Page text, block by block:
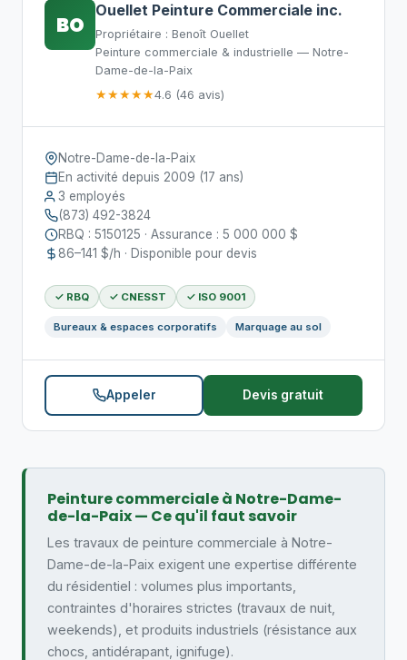
BO
Ouellet Peinture Commerciale inc.
Propriétaire : Benoît Ouellet
Peinture commerciale & industrielle — Notre-
Dame-de-la-Paix
★★★★★4.6 (46 avis)
Notre-Dame-de-la-Paix
En activité depuis 2009 (17 ans)
3 employés
(873) 492-3824
RBQ : 5150125 · Assurance : 5 000 000 $
86–141 $/h · Disponible pour devis
✓ RBQ ✓ CNESST ✓ ISO 9001
Bureaux & espaces corporatifs Marquage au sol
Appeler Devis gratuit
Peinture commerciale à Notre-Dame-
de-la-Paix — Ce qu'il faut savoir
Les travaux de peinture commerciale à Notre-
Dame-de-la-Paix exigent une expertise différente
du résidentiel : volumes plus importants,
contraintes d'horaires strictes (travaux de nuit,
weekends), et produits industriels (résistance aux
chocs, antidérapant, ignifuge).